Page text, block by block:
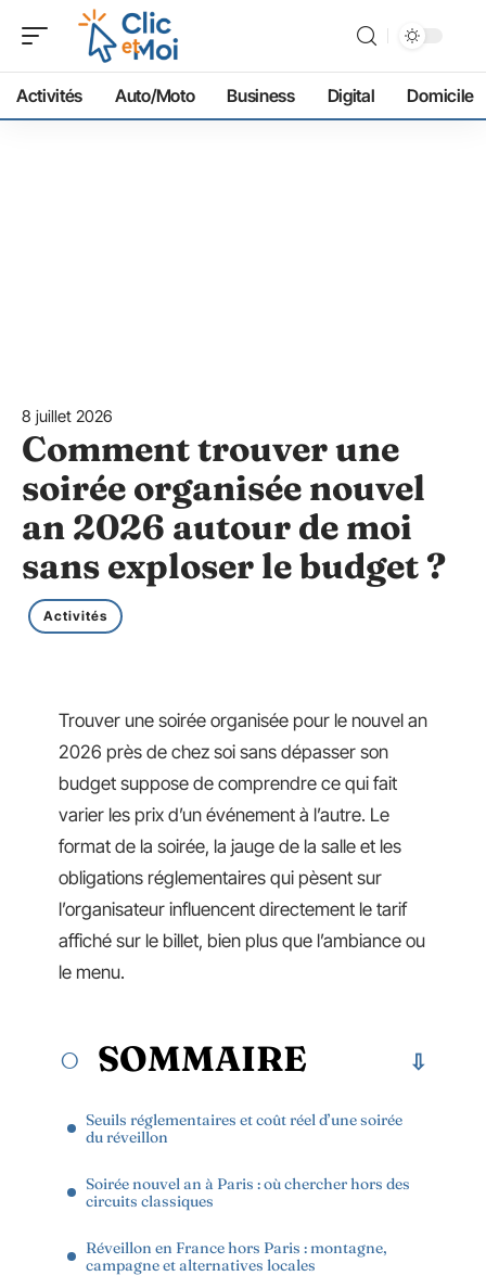
Activités Auto/Moto Business Digital Domicile
8 juillet 2026
Comment trouver une
soirée organisée nouvel
an 2026 autour de moi
sans exploser le budget ?
Activités
Trouver une soirée organisée pour le nouvel an
2026 près de chez soi sans dépasser son
budget suppose de comprendre ce qui fait
varier les prix d’un événement à l’autre. Le
format de la soirée, la jauge de la salle et les
obligations réglementaires qui pèsent sur
l’organisateur influencent directement le tarif
affiché sur le billet, bien plus que l’ambiance ou
le menu.
SOMMAIRE
Seuils réglementaires et coût réel d’une soirée
du réveillon
Soirée nouvel an à Paris : où chercher hors des
circuits classiques
Réveillon en France hors Paris : montagne,
campagne et alternatives locales